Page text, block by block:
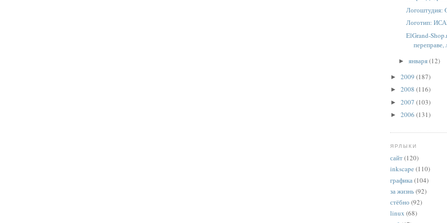
Логоштудия:
Логотип:
ElGrand-
переправе,
► января(12)
► 2009 (187)
► 2008 (116)
► 2007 (103)
► 2006 (131)
ЯРЛЫКИ
сайт(120)
inkscape (110)
графика(104)
за жизнь(92)
стёбно (92)
linux (68)